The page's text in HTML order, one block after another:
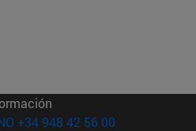
+34 948 42 56 00